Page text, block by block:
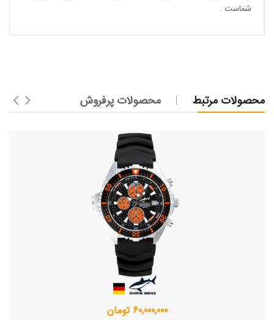
شماست .
محصولات مرتبط محصولات پرفروش
60,000,000 تومان